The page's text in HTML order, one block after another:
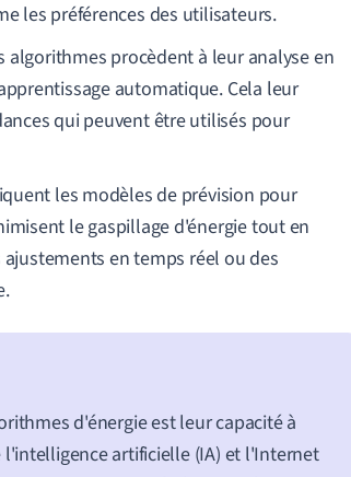
les préférences des utilisateurs.
algorithmes procèdent à leur analyse en
automatique. Cela leur
qui peuvent être utilisés pour
les modèles de prévision pour
le gaspillage d'énergie tout en
en temps réel ou des
d'énergie est leur capacité à
artificielle (IA) et l'Internet